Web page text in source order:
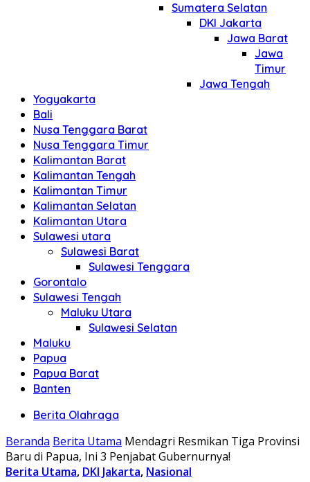
Sumatera Selatan
DKI Jakarta
Jawa Barat
Jawa
Timur
Jawa Tengah
Yogyakarta
Bali
Nusa Tenggara Barat
Nusa Tenggara Timur
Kalimantan Barat
Kalimantan Tengah
Kalimantan Timur
Kalimantan Selatan
Kalimantan Utara
Sulawesi utara
Sulawesi Barat
Sulawesi Tenggara
Gorontalo
Sulawesi Tengah
Maluku Utara
Sulawesi Selatan
Maluku
Papua
Papua Barat
Banten
Berita Olahraga
Beranda Berita Utama Mendagri Resmikan Tiga Provinsi
Baru di Papua, Ini 3 Penjabat Gubernurnya!
Berita Utama, DKI Jakarta, Nasional